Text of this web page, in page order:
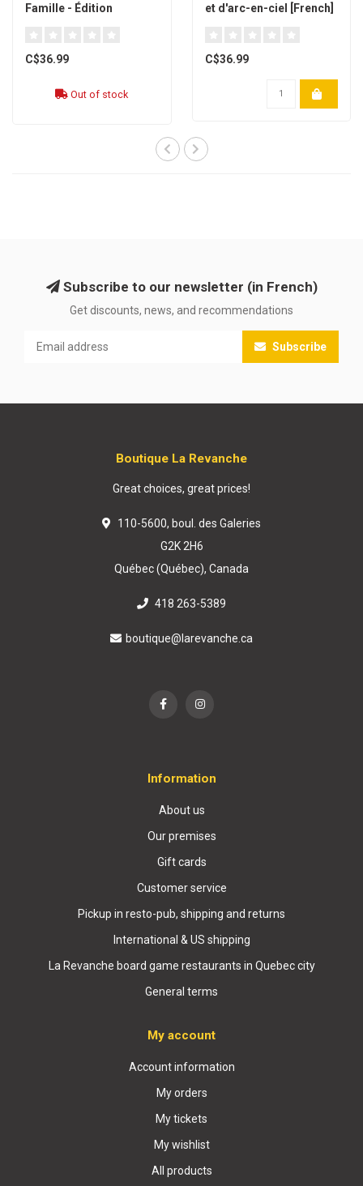
Famille - Édition
C$36.99
Out of stock
et d'arc-en-ciel [French]
C$36.99
Subscribe to our newsletter (in French)
Get discounts, news, and recommendations
Subscribe
Boutique La Revanche
Great choices, great prices!
110-5600, boul. des Galeries
G2K 2H6
Québec (Québec), Canada
418 263-5389
boutique@larevanche.ca
Information
About us
Our premises
Gift cards
Customer service
Pickup in resto-pub, shipping and returns
International & US shipping
La Revanche board game restaurants in Quebec city
General terms
My account
Account information
My orders
My tickets
My wishlist
All products